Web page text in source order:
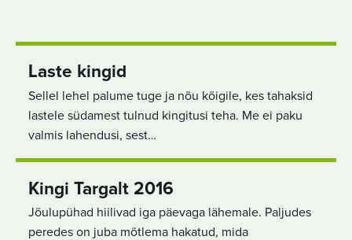
Laste kingid
Sellel lehel palume tuge ja nõu kõigile, kes tahaksid
lastele südamest tulnud kingitusi teha. Me ei paku
valmis lahendusi, sest…
Kingi Targalt 2016
Jõulupühad hiilivad iga päevaga lähemale. Paljudes
peredes on juba mõtlema hakatud, mida